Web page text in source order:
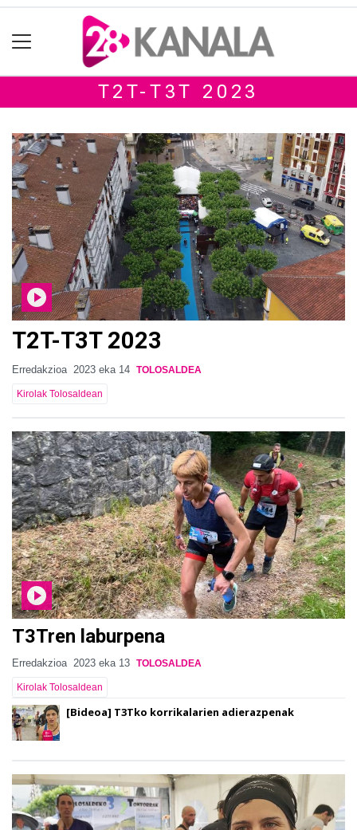
T2T-T3T 2023
T2T-T3T 2023
Erredakzioa 2023 eka 14 TOLOSALDEA
Kirolak Tolosaldean
T3Tren laburpena
Erredakzioa 2023 eka 13 TOLOSALDEA
Kirolak Tolosaldean
[Bideoa] T3Tko korrikalarien adierazpenak